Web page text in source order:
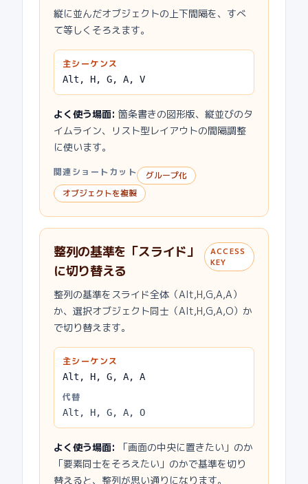
縦に並んだオブジェクトの上下間隔を、すべ
て等しくそろえます。
主シーケンス
Alt, H, G, A, V
よく使う場面: 箇条書きの図形版、縦並びのタ
イムライン、リスト型レイアウトの間隔調整
に使います。
関連ショートカット
グループ化
オブジェクトを複製
整列の基準を「スライド」
に切り替える
ACCESS
KEY
整列の基準をスライド全体（Alt,H,G,A,A）
か、選択オブジェクト同士（Alt,H,G,A,O）か
で切り替えます。
主シーケンス
Alt, H, G, A, A
代替
Alt, H, G, A, O
よく使う場面:
「画面の中央に置きたい」のか
「要素同士をそろえたい」のかで基準を切り
替えると、整列が思い通りになります。